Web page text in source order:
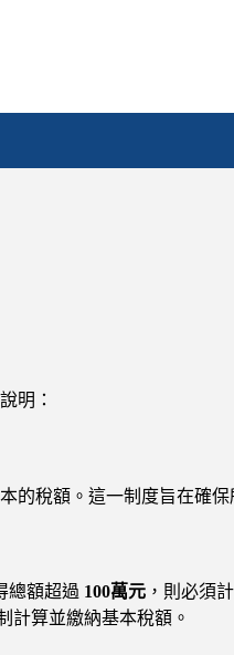
明：
稅額。這一制度旨在確
總額超過 100萬元 ，則必須
計算並繳納基本稅額。